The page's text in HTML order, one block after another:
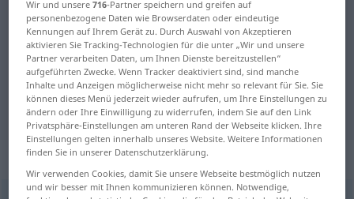
Deutsch-Kroatisch Übersetzung für
"anspannen"
"anspannen" Kroatisch
Übersetzung
„anspannen“
Wir und unsere716-Partner speichern und greifen auf
personenbezogene Daten wie Browserdaten oder eindeutige
Kennungen auf Ihrem Gerät zu. Durch Auswahl von Akzeptieren
aktivieren Sie Tracking-Technologien für die unter „Wir und unsere
Partner verarbeiten Daten, um Ihnen Dienste bereitzustellen“
aufgeführten Zwecke. Wenn Tracker deaktiviert sind, sind manche
Inhalte und Anzeigen möglicherweise nicht mehr so relevant für Sie. Sie
können dieses Menü jederzeit wieder aufrufen, um Ihre Einstellungen zu
ändern oder Ihre Einwilligung zu widerrufen, indem Sie auf den Link
Privatsphäre-Einstellungen am unteren Rand der Webseite klicken. Ihre
Einstellungen gelten innerhalb unseres Website. Weitere Informationen
finden Sie in unserer Datenschutzerklärung.
Wir verwenden Cookies, damit Sie unsere Webseite bestmöglich nutzen
und wir besser mit Ihnen kommunizieren können. Notwendige,